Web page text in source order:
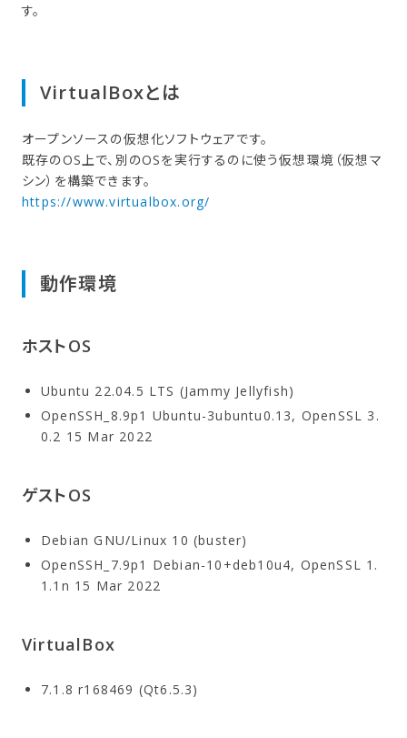
す。
VirtualBoxとは
オープンソースの仮想化ソフトウェアです。
既存のOS上で、別のOSを実行するのに使う仮想環境（仮想マ
シン）を構築できます。
https://www.virtualbox.org/
動作環境
ホストOS
Ubuntu 22.04.5 LTS (Jammy Jellyfish)
OpenSSH_8.9p1 Ubuntu-3ubuntu0.13, OpenSSL 3.
0.2 15 Mar 2022
ゲストOS
Debian GNU/Linux 10 (buster)
OpenSSH_7.9p1 Debian-10+deb10u4, OpenSSL 1.
1.1n 15 Mar 2022
VirtualBox
7.1.8 r168469 (Qt6.5.3)